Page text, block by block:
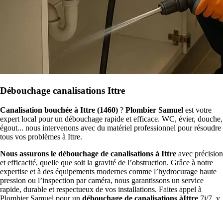
Débouchage canalisations Ittre
Canalisation bouchée à Ittre (1460) ? Plombier Samuel est votre
expert local pour un débouchage rapide et efficace. WC, évier, douche,
égout... nous intervenons avec du matériel professionnel pour résoudre
tous vos problèmes à Ittre.
Nous assurons le débouchage de canalisations à Ittre avec précision
et efficacité, quelle que soit la gravité de l’obstruction. Grâce à notre
expertise et à des équipements modernes comme l’hydrocurage haute
pression ou l’inspection par caméra, nous garantissons un service
rapide, durable et respectueux de vos installations. Faites appel à
Plombier Samuel pour un débouchage de canalisations àIttre 7j/7, y